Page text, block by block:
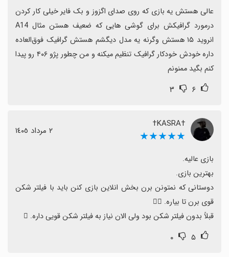
کنم بگید ممنونم
۶ ۳
†KASRA†
★★★★★ ٢ مرداد ١٤٠٥
قبلاً بدون فیلتر شکن بود ولی الان نیاز به فیلتر شکن قویی داره. 🫈
۵ ۰